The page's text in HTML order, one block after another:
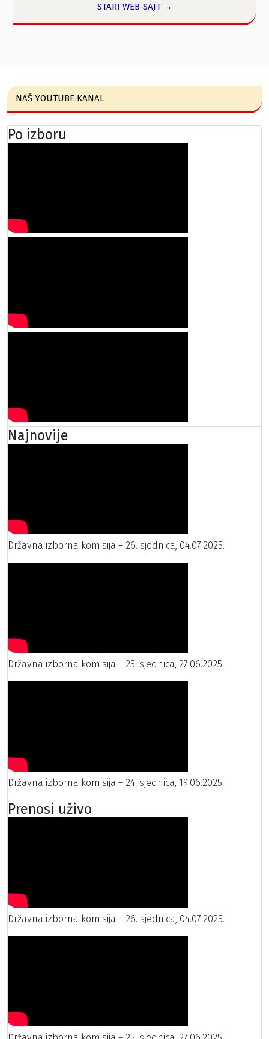
STARI WEB-SAJT →
NAŠ YOUTUBE KANAL
Po izboru
Najnovije
Državna izborna komisija – 26. sjednica, 04.07.2025.
Državna izborna komisija – 25. sjednica, 27.06.2025.
Državna izborna komisija – 24. sjednica, 19.06.2025.
Prenosi uživo
Državna izborna komisija – 26. sjednica, 04.07.2025.